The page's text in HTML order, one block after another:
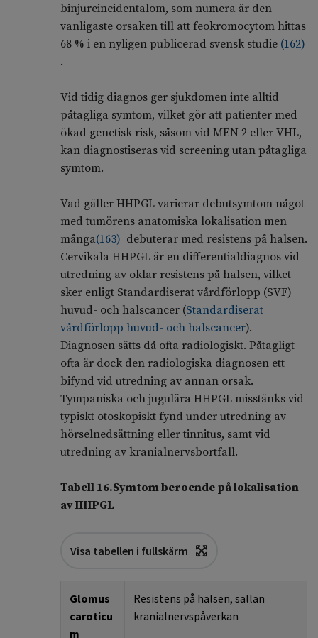
binjureincidentalom, som numera är den
vanligaste orsaken till att feokromocytom hittas
68 % i en nyligen publicerad svensk studie (162)
.
Vid tidig diagnos ger sjukdomen inte alltid
påtagliga symtom, vilket gör att patienter med
ökad genetisk risk, såsom vid MEN 2 eller VHL,
kan diagnostiseras vid screening utan påtagliga
symtom.
Vad gäller HHPGL varierar debutsymtom något
med tumörens anatomiska lokalisation men
många(163) debuterar med resistens på halsen.
Cervikala HHPGL är en differentialdiagnos vid
utredning av oklar resistens på halsen, vilket
sker enligt Standardiserat vårdförlopp (SVF)
huvud- och halscancer (Standardiserat
vårdförlopp huvud- och halscancer).
Diagnosen sätts då ofta radiologiskt. Påtagligt
ofta är dock den radiologiska diagnosen ett
bifynd vid utredning av annan orsak.
Tympaniska och jugulära HHPGL misstänks vid
typiskt otoskopiskt fynd under utredning av
hörselnedsättning eller tinnitus, samt vid
utredning av kranialnervsbortfall.
Tabell 16.Symtom beroende på lokalisation
av HHPGL
Visa tabellen i fullskärm
Glomus
caroticu
m
Resistens på halsen, sällan
kranialnervspåverkan